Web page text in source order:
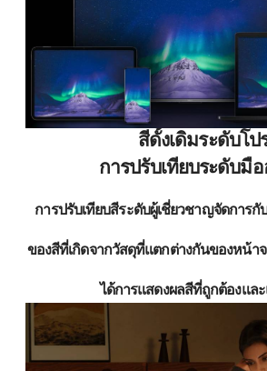
สีดั้งเดิมระดับโป
การปรับเทียบระดับมื
การปรับเทียบสีระดับผู้เชี่ยวชาญจัดการ
ของสีที่เกิดจากวัสดุที่แตกต่างกันของหน้า
ได้การแสดงผลสีที่ถูกต้องแล